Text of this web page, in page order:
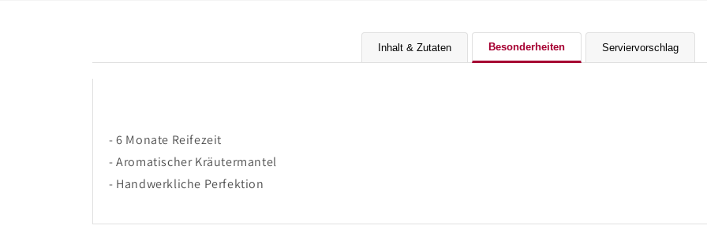
Inhalt & Zutaten Besonderheiten Serviervorschlag
- 6 Monate Reifezeit
- Aromatischer Kräutermantel
- Handwerkliche Perfektion